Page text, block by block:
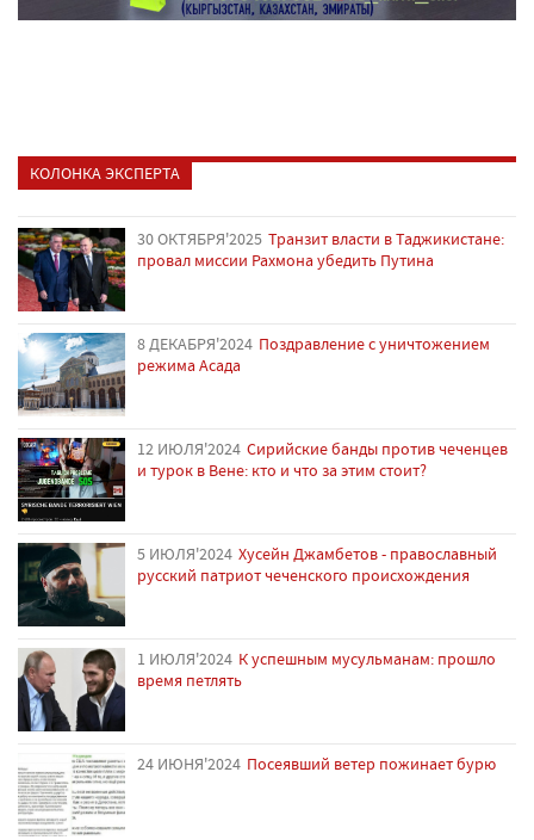
КОЛОНКА ЭКСПЕРТА
30 ОКТЯБРЯ'2025 Транзит власти в Таджикистане:
провал миссии Рахмона убедить Путина
8 ДЕКАБРЯ'2024 Поздравление с уничтожением
режима Асада
12 ИЮЛЯ'2024 Сирийские банды против чеченцев
и турок в Вене: кто и что за этим стоит?
5 ИЮЛЯ'2024 Хусейн Джамбетов - православный
русский патриот чеченского происхождения
1 ИЮЛЯ'2024 К успешным мусульманам: прошло
время петлять
24 ИЮНЯ'2024 Посеявший ветер пожинает бурю